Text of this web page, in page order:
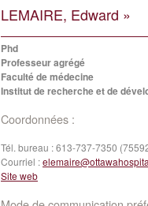
LEMAIRE, Edward »
Phd
Professeur agrégé
Faculté de médecine
Institut de recherche et de
Coordonnées :
Tél. bureau :613-737-7350
Courriel :
Site web